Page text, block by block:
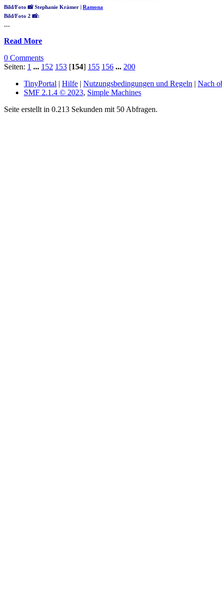
Bild/Foto 📸 Stephanie Krämer | Ramona
Bild/Foto 2 📸:
...
Read More
0 Comments
Seiten: 1 ... 152 153 [154] 155 156 ... 200
TinyPortal | Hilfe | Nutzungsbedingungen und Regeln | Nach
SMF 2.1.4 © 2023, Simple Machines
Seite erstellt in 0.213 Sekunden mit 50 Abfragen.